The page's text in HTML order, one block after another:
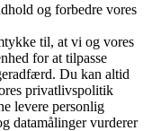
og forbedre vores
til, at vi og vores
for at tilpasse
Du kan altid
privatlivspolitik
levere personlig
datamålinger vurderer